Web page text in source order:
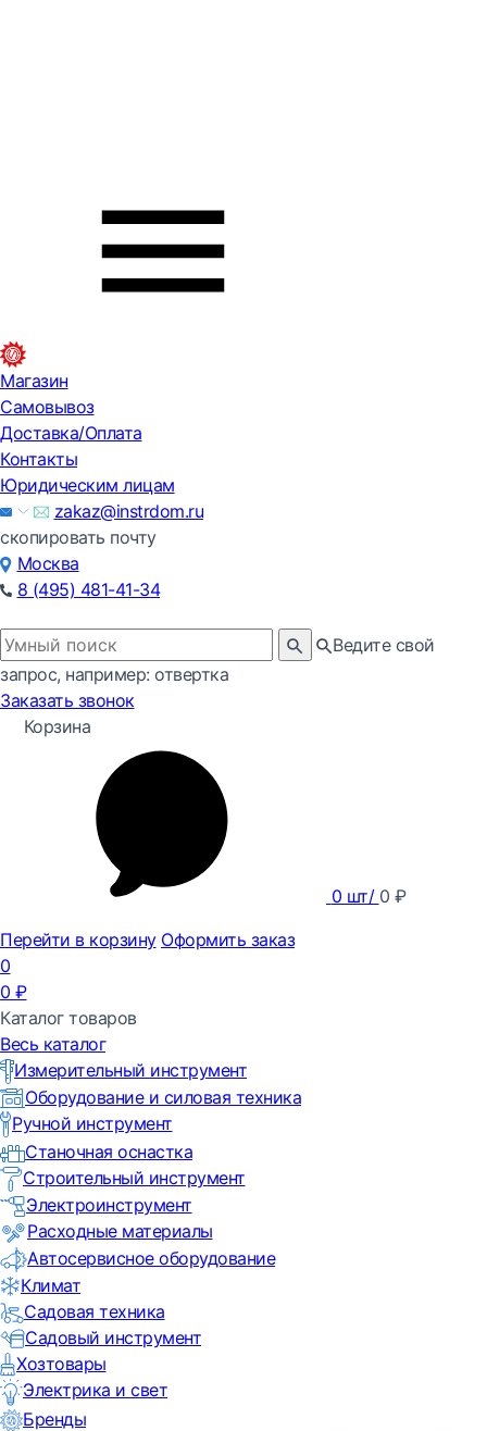
Магазин
Самовывоз
Доставка/Оплата
Контакты
Юридическим лицам
zakaz@instrdom.ru
скопировать почту
Москва
8 (495) 481-41-34
Ведите свой
запрос, например: отвертка
Заказать звонок
Корзина
0 шт/ 0 ₽
Перейти в корзину Оформить заказ
0
0 ₽
Каталог товаров
Весь каталог
Измерительный инструмент
Оборудование и силовая техника
Ручной инструмент
Станочная оснастка
Строительный инструмент
Электроинструмент
Расходные материалы
Автосервисное оборудование
Климат
Садовая техника
Садовый инструмент
Хозтовары
Электрика и свет
Бренды